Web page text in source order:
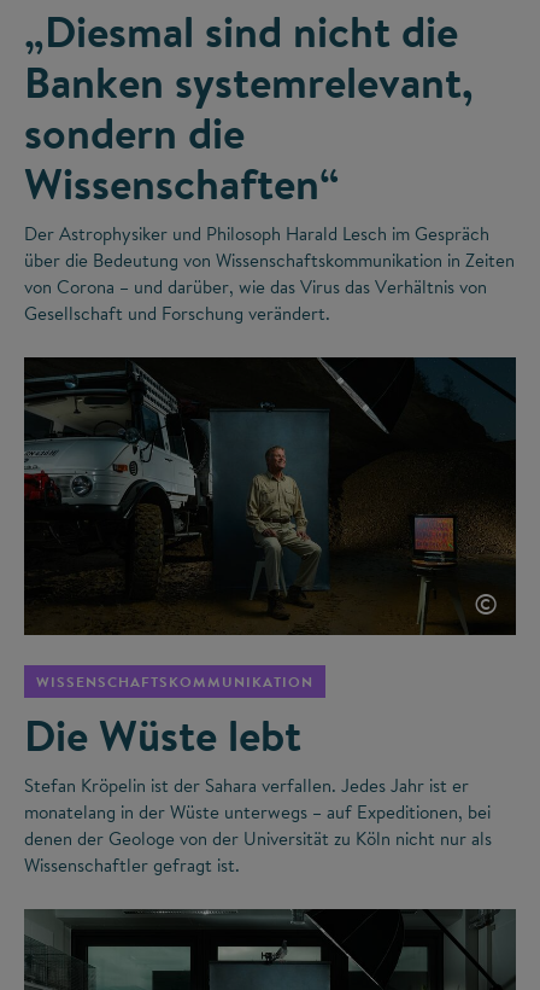
„Diesmal sind nicht die
Banken systemrelevant,
sondern die
Wissenschaften“
Der Astrophysiker und Philosoph Harald Lesch im Gespräch
über die Bedeutung von Wissenschaftskommunikation in Zeiten
von Corona – und darüber, wie das Virus das Verhältnis von
Gesellschaft und Forschung verändert.
©
WISSENSCHAFTSKOMMUNIKATION
Die Wüste lebt
Stefan Kröpelin ist der Sahara verfallen. Jedes Jahr ist er
monatelang in der Wüste unterwegs – auf Expeditionen, bei
denen der Geologe von der Universität zu Köln nicht nur als
Wissenschaftler gefragt ist.